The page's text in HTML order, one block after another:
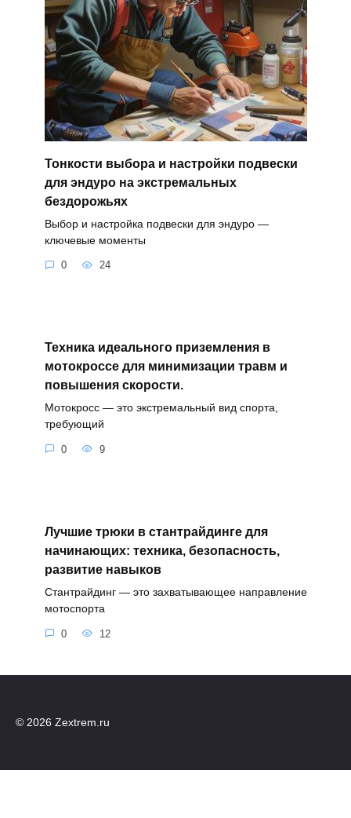
Тонкости выбора и настройки подвески
для эндуро на экстремальных
бездорожьях
Выбор и настройка подвески для эндуро —
ключевые моменты
0 24
Техника идеального приземления в
мотокроссе для минимизации травм и
повышения скорости.
Мотокросс — это экстремальный вид спорта,
требующий
0 9
Лучшие трюки в стантрайдинге для
начинающих: техника, безопасность,
развитие навыков
Стантрайдинг — это захватывающее направление
мотоспорта
0 12
© 2026 Zextrem.ru